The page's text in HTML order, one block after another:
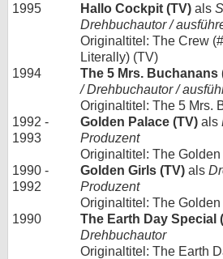
1995
Hallo Cockpit (TV) als
Drehbuchautor /
Originaltitel: The Crew
Literally) (TV)
1994
The 5 Mrs. Buchanans
/ Drehbuchautor /
Originaltitel: The 5 Mrs.
1992 -
1993
Golden Palace (TV) als
Produzent
Originaltitel: The
1990 -
1992
Golden Girls (TV) als
Produzent
Originaltitel: The
1990
The Earth Day Special
Drehbuchautor
Originaltitel: The Earth